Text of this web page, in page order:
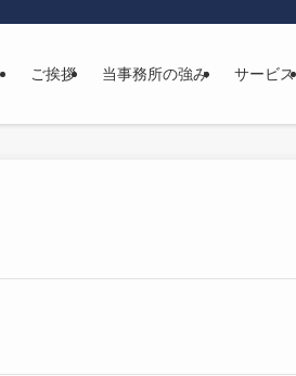
ご挨拶 当事務所の強み サービス